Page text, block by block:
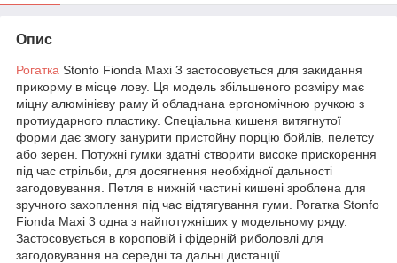
Опис
Рогатка Stonfo Fionda Maxi 3 застосовується для закидання
прикорму в місце лову. Ця модель збільшеного розміру має
міцну алюмінієву раму й обладнана ергономічною ручкою з
протиударного пластику. Спеціальна кишеня витягнутої
форми дає змогу занурити пристойну порцію бойлів, пелетсу
або зерен. Потужні гумки здатні створити високе прискорення
під час стрільби, для досягнення необхідної дальності
загодовування. Петля в нижній частині кишені зроблена для
зручного захоплення під час відтягування гуми. Рогатка Stonfo
Fionda Maxi 3 одна з найпотужніших у модельному ряду.
Застосовується в короповій і фідерній риболовлі для
загодовування на середні та дальні дистанції.